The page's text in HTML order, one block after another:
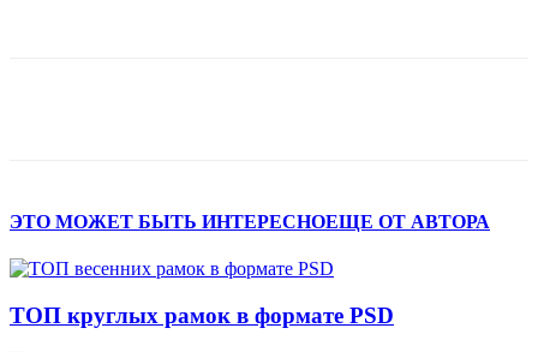
ЭТО МОЖЕТ БЫТЬ ИНТЕРЕСНОЕЩЕ ОТ АВТОРА
ТОП круглых рамок в формате PSD